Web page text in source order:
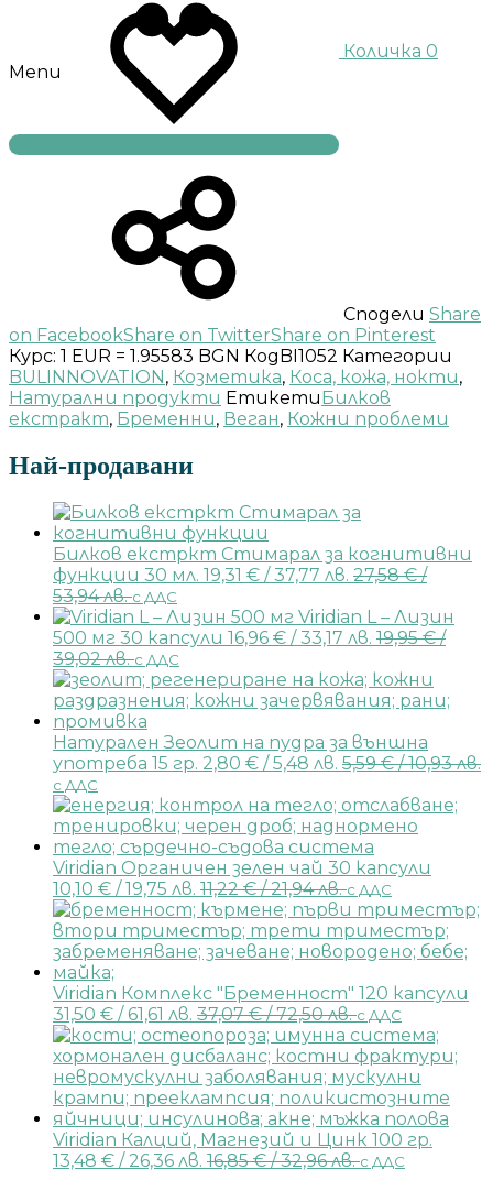
Количка 0
Menu
Сподели Share
on FacebookShare on TwitterShare on Pinterest
Курс: 1 EUR = 1.95583 BGN КодBI1052 Категории
BULINNOVATION, Козметика, Коса, кожа, нокти,
Натурални продукти ЕтикетиБилков
екстракт, Бременни, Веган, Кожни проблеми
Най-продавани
Билков екстркт Стимарал за когнитивни
функции 30 мл. 19,31 € / 37,77 лв. 27,58€/
53,94 лв.с ДДС
Viridian L – Лизин
500 мг 30 капсули 16,96 € / 33,17 лв. 19,95€/
39,02 лв.с ДДС
Натурален Зеолит на пудра за външна
употреба 15 гр. 2,80 € / 5,48 лв. 5,59€/ 10,93 лв.
с ДДС
Viridian Органичен зелен чай 30 капсули
10,10 € / 19,75 лв. 11,22€/ 21,94 лв.с ДДС
Viridian Комплекс "Бременност" 120 капсули
31,50 € / 61,61 лв. 37,07€/ 72,50 лв.с ДДС
Viridian Калций, Магнезий и Цинк 100 гр.
13,48 € / 26,36 лв. 16,85€/ 32,96 лв.с ДДС